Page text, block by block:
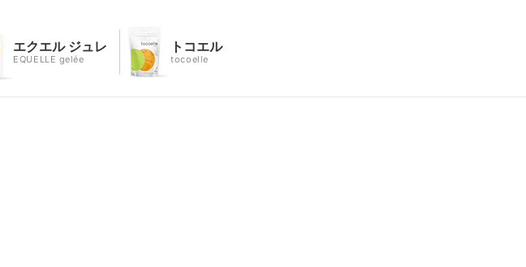
エクエル ジュレ
EQUELLE gelée
トコエル
tocoelle